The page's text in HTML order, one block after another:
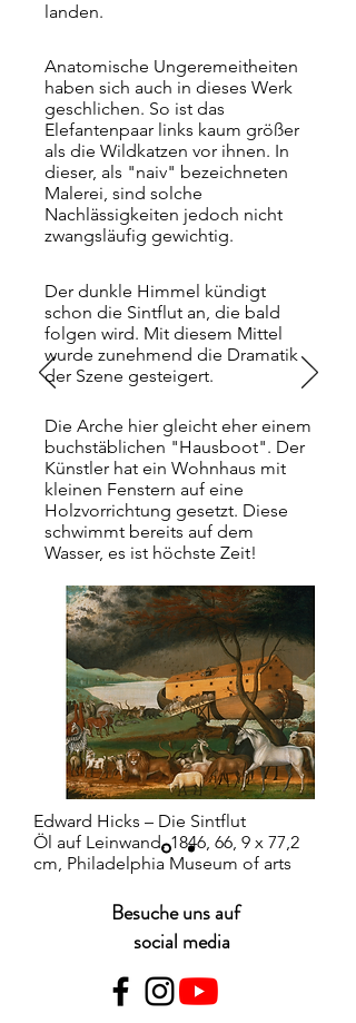
landen.
Anatomische Ungeremeitheiten
haben sich auch in dieses Werk
geschlichen. So ist das
Elefantenpaar links kaum größer
als die Wildkatzen vor ihnen. In
dieser, als "naiv" bezeichneten
Malerei, sind solche
Nachlässigkeiten jedoch nicht
zwangsläufig gewichtig.
Der dunkle Himmel kündigt
schon die Sintflut an, die bald
folgen wird. Mit diesem Mittel
wurde zunehmend die Dramatik
der Szene gesteigert.
Die Arche hier gleicht eher einem
buchstäblichen "Hausboot". Der
Künstler hat ein Wohnhaus mit
kleinen Fenstern auf eine
Holzvorrichtung gesetzt. Diese
schwimmt bereits auf dem
Wasser, es ist höchste Zeit!
Edward Hicks – Die Sintflut
Öl auf Leinwand, 1846, 66, 9 x 77,2
cm, Philadelphia Museum of arts
Besuche uns auf
social media